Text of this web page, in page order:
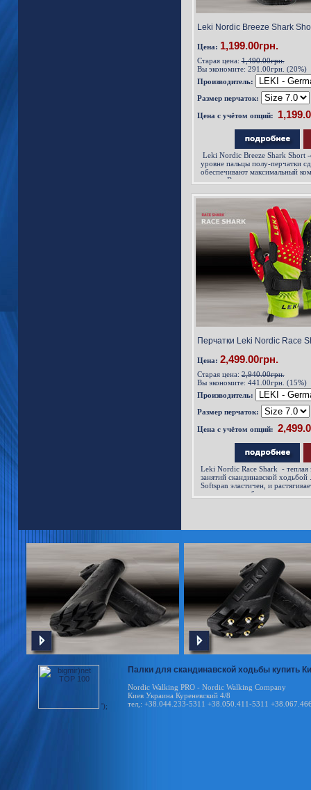
Leki Nordic Breeze Shark
Цена: 1,199.00грн.
Старая цена:1,490.00грн.
Вы экономите: 291.00грн. (20%)
Производитель:
Размер перчаток:
Цена с учётом опций:
Leki Nordic Breeze Shark Short -
уровне пальцы полу-перчатки
обеспечивают максимальный
пальца. Внешняя поверхность
ткани и обладает отличным
ходьбы, впитывает пот при
при высокоинтенсивных
Перчатки Leki Nordic Race
Цена: 2,499.00грн.
Старая цена:2,940.00грн.
Вы экономите: 441.00грн. (15%)
Производитель:
Размер перчаток:
Цена с учётом опций:
Leki Nordic Race Shark -теплая
занятий скандинавской
Softspan эластичен, и
направлениях, благодаря чему
');
Палки для скандинавской ходьбы купить
Nordic Walking PRO - Nordic Walking Company
Киев Украина Куреневский 4/8
тел,: +38.044.233-5311 +38.050.411-5311